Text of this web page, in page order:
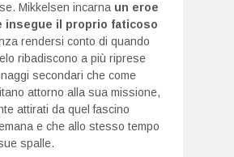
Mikkelsen incarna un eroe
insegue il proprio faticoso
rendersi conto di quando
ribadiscono a più riprese
secondari che come
attorno alla sua missione,
attirati da quel fascino
e che allo stesso tempo
spalle.